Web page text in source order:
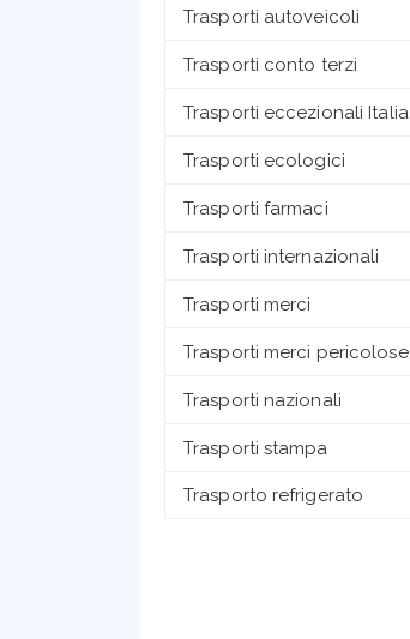
Trasporti autoveicoli
Trasporti conto terzi
Trasporti eccezionali Italia
Trasporti ecologici
Trasporti farmaci
Trasporti internazionali
Trasporti merci
Trasporti merci pericolose
Trasporti nazionali
Trasporti stampa
Trasporto refrigerato